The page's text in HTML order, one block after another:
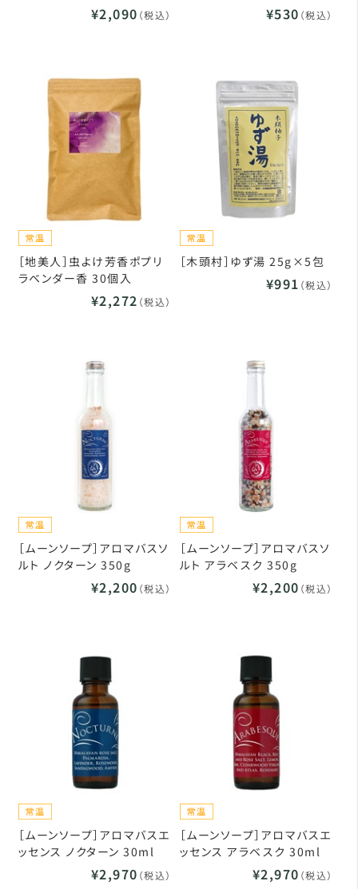
¥2,090 （税込） ¥530 （税込）
［地美人］虫よけ芳香ポプリ
ラベンダー香 30個入
¥2,272 （税込）
［木頭村］ゆず湯 25g×5包
¥991 （税込）
［ムーンソープ］アロマバスソ
ルト ノクターン 350g
¥2,200 （税込）
［ムーンソープ］アロマバスソ
ルト アラベスク 350g
¥2,200 （税込）
［ムーンソープ］アロマバスエ
ッセンス ノクターン 30ml
¥2,970 （税込）
［ムーンソープ］アロマバスエ
ッセンス アラベスク 30ml
¥2,970 （税込）